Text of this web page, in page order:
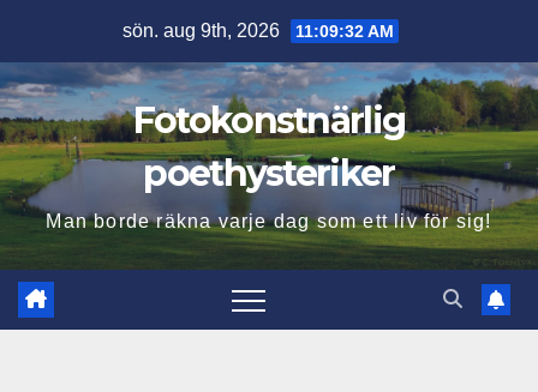
innehåll
sön. aug 9th, 2026 11:09:33 AM
Fotokonstnärlig
poethysteriker
Man borde räkna varje dag som ett liv för sig!